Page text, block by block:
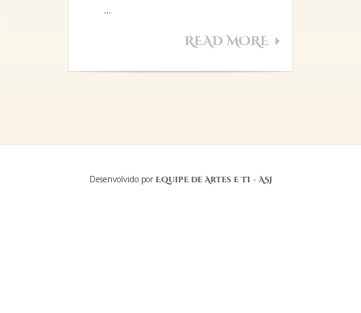
...
READ MORE
Desenvolvido por Equipe de Artes e TI - ASJ